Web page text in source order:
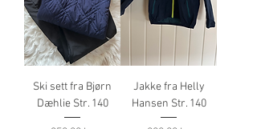
Ski sett fra Bjørn
Dæhlie Str. 140
Jakke fra Helly
Hansen Str. 140